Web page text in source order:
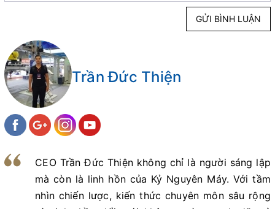
GỬI BÌNH LUẬN
Trần Đức Thiện
CEO Trần Đức Thiện không chỉ là người sáng lập
mà còn là linh hồn của Kỷ Nguyên Máy. Với tầm
nhìn chiến lược, kiến thức chuyên môn sâu rộng